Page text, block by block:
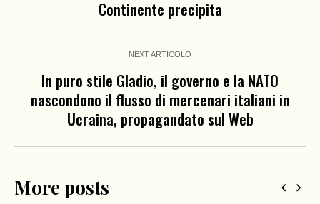
Continente precipita
NEXT ARTICOLO
In puro stile Gladio, il governo e la NATO
nascondono il flusso di mercenari italiani in
Ucraina, propagandato sul Web
More posts